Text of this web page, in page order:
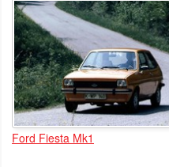
Ford Fiesta Mk1